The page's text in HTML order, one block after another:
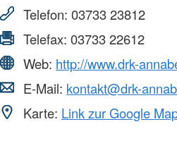
Telefon: 03733 23812
Telefax: 03733 22612
Web: http://www.drk-
E-Mail: kontakt@drk-
Karte: Link zur Google